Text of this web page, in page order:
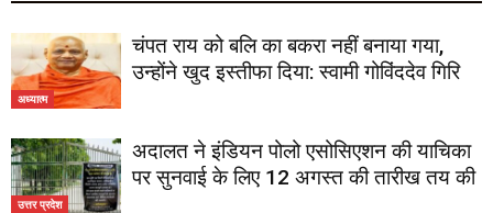
अध्यात्म
चंपत राय को बलि का बकरा नहीं बनाया गया,
उन्होंने खुद इस्तीफा दिया: स्वामी गोविंददेव गिरि
उत्तर प्रदेश
अदालत ने इंडियन पोलो एसोसिएशन की याचिका
पर सुनवाई के लिए 12 अगस्त की तारीख तय की